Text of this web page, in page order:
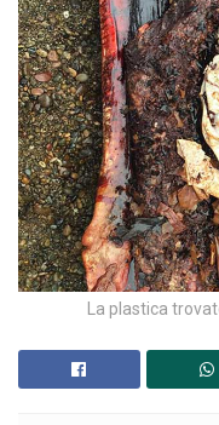
La plastica